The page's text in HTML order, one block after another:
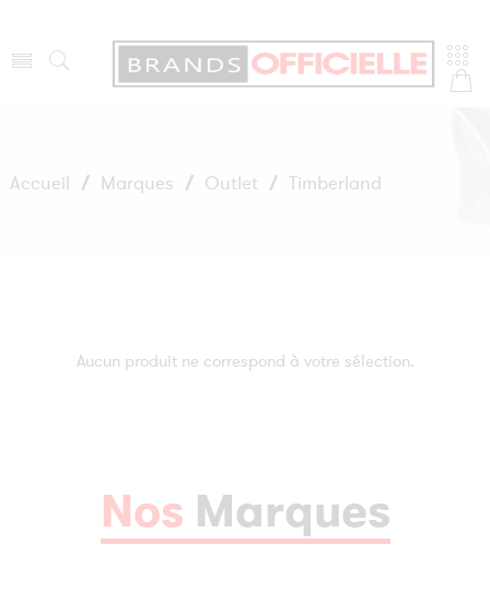
Accueil / Marques / Outlet / Timberland
Aucun produit ne correspond à votre sélection.
Nos Marques